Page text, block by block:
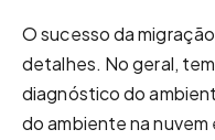
O sucesso da
detalhes. No geral,
diagnóstico do
do ambiente na